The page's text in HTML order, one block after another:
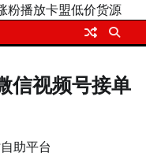
粉播放卡盟低价货源
信视频号接单
助平台